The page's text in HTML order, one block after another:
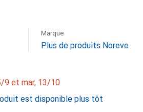
Marque
Plus de produits Noreve
9 et mar, 13/10
est disponible plus tôt